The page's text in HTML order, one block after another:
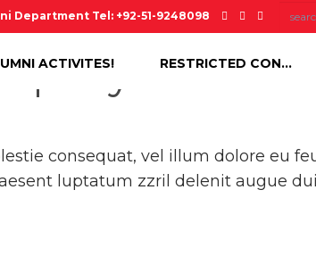
Department Tel: +92-51-9248098
RESTRICTED CONTENT
ACTIVITES!
My Goals
consequat, vel illum dolore eu
luptatum zzril delenit augue